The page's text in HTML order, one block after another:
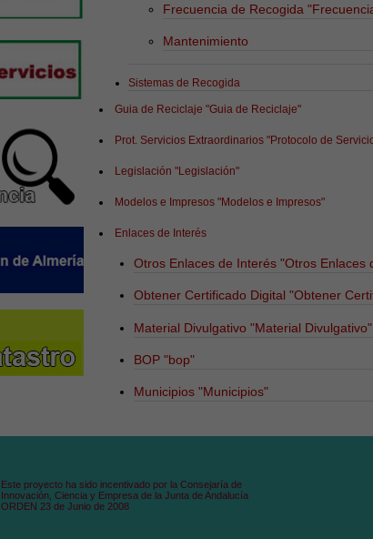
Frecuencia de Recogida
Mantenimiento
Sistemas de Recogida
Guia de Reciclaje "Guia de Reciclaje"
Prot. Servicios Extraordinarios "Protocolo de
Legislación "Legislación"
Modelos e Impresos "Modelos e Impresos"
Enlaces de Interés
Otros Enlaces de Interés"Otros Enlaces
Obtener Certificado Digital"Obtener
Material Divulgativo"Material Divulgativo"
BOP"bop"
Municipios"Municipios"
Este proyecto ha sido incentivado por la Consejaría de
Innovación, Ciencia y Empresa de la Junta de Andalucía
ORDEN 23 de Junio de 2008